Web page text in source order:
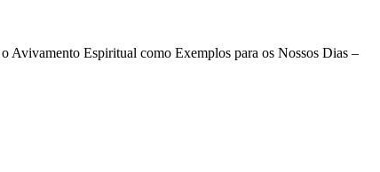
o Avivamento Espiritual como Exemplos para os Nossos Dias –